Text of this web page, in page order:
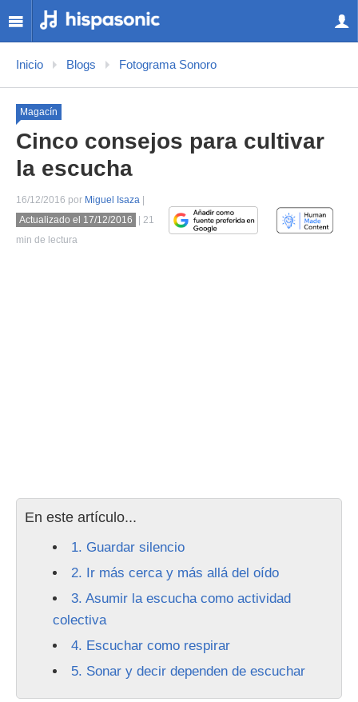
Inicio Blogs Fotograma Sonoro
Magacín
Cinco consejos para cultivar
la escucha
16/12/2016 por Miguel Isaza
Actualizado el 17/12/2016
| 21
min de lectura
En este artículo...
1. Guardar silencio
2. Ir más cerca y más allá del oído
3. Asumir la escucha como actividad
colectiva
4. Escuchar como respirar
5. Sonar y decir dependen de escuchar